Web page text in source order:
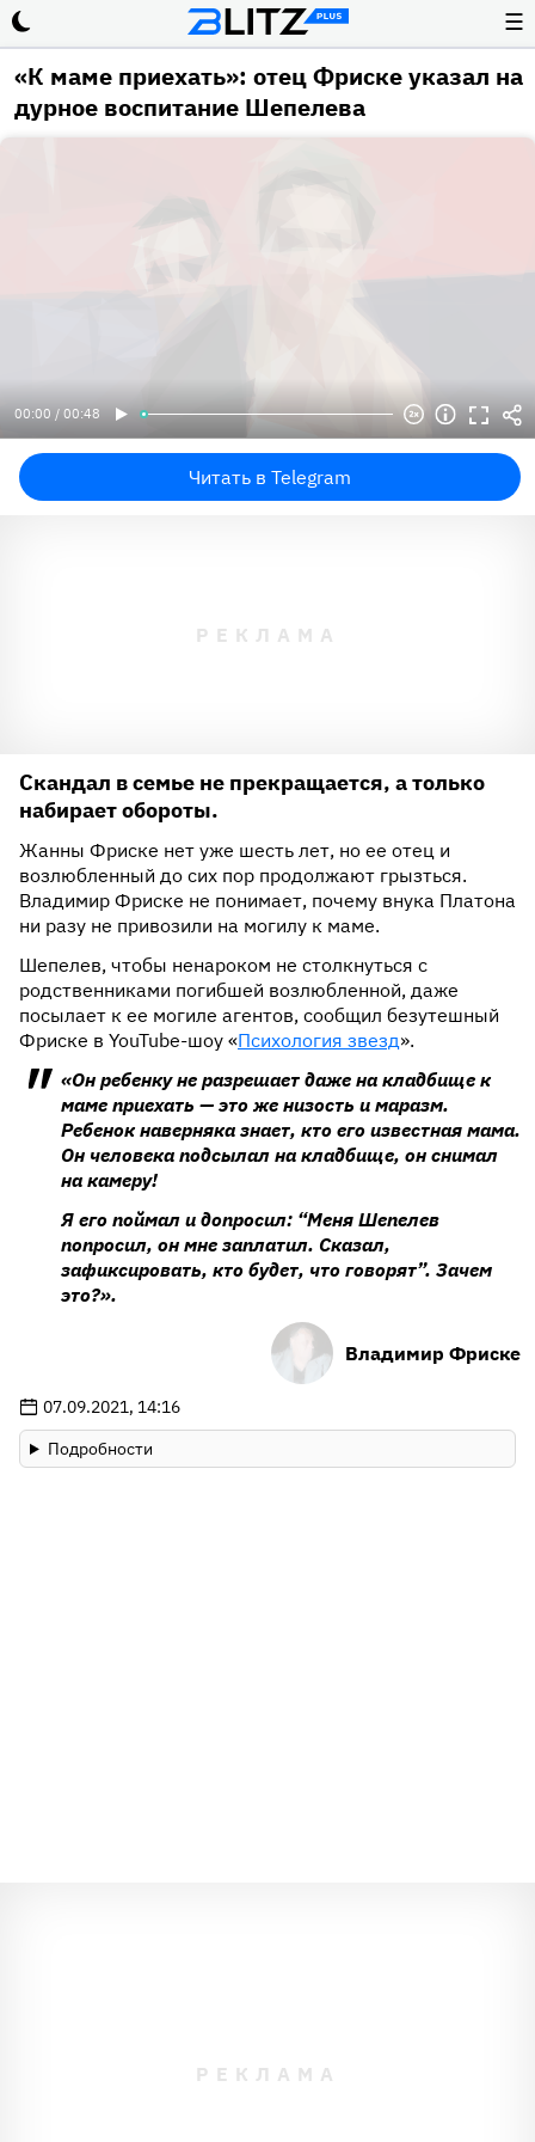
☰
«К маме приехать»: отец Фриске указал на
дурное воспитание Шепелева
00:00 / 00:48
Читать в Telegram
Скандал в семье не прекращается, а только
набирает обороты.
Жанны Фриске нет уже шесть лет, но ее отец и
возлюбленный до сих пор продолжают грызться.
Владимир Фриске не понимает, почему внука Платона
ни разу не привозили на могилу к маме.
Шепелев, чтобы ненароком не столкнуться с
родственниками погибшей возлюбленной, даже
посылает к ее могиле агентов, сообщил безутешный
Фриске в YouTube-шоу «Психология звезд».
«Он ребенку не разрешает даже на кладбище к
маме приехать — это же низость и маразм.
Ребенок наверняка знает, кто его известная мама.
Он человека подсылал на кладбище, он снимал
на камеру!
Я его поймал и допросил: “Меня Шепелев
попросил, он мне заплатил. Сказал,
зафиксировать, кто будет, что говорят”. Зачем
это?».
Владимир Фриске
07.09.2021, 14:16
Подробности